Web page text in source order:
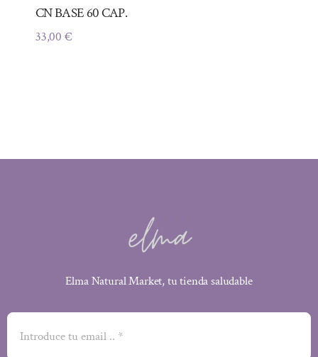
CN BASE 60 CAP.
33,00 €
Elma Natural Market, tu tienda saludable